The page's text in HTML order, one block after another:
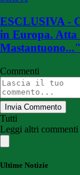
ESCLUSIVA -
in Europa. Atta
Mastantuono..."
Commenti
Invia Commento
Tutti
Leggi altri commenti
Ultime Notizie